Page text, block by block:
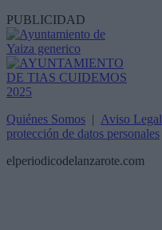
PUBLICIDAD
Quiénes Somos | Aviso Legal
protección de datos personales
elperiodicodelanzarote.com